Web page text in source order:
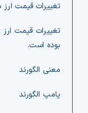
تغییرات قیمت ارز
بوده است.
معنی الگورند
پامپ الگورند